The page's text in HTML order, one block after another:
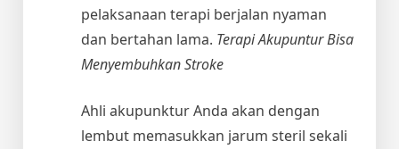
pelaksanaan terapi berjalan nyaman
dan bertahan lama. Terapi Akupuntur Bisa
Menyembuhkan Stroke
Ahli akupunktur Anda akan dengan
lembut memasukkan jarum steril sekali